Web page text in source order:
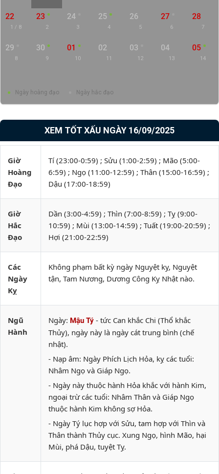
22
1 / 8
23
2
24
3
25
4
26
5
27
6
28
7
29
8
30
9
01
10
02
11
03
12
04
13
05
14
Ngày hoàng đạo Ngày hắc đạo
XEM TỐT XẤU NGÀY 16/09/2025
Giờ
Hoàng
Đạo
Tí (23:00-0:59) ; Sửu (1:00-2:59) ; Mão (5:00-
6:59) ; Ngọ (11:00-12:59) ; Thân (15:00-16:59) ;
Dậu (17:00-18:59)
Giờ
Hắc
Đạo
Dần (3:00-4:59) ; Thìn (7:00-8:59) ; Tỵ (9:00-
10:59) ; Mùi (13:00-14:59) ; Tuất (19:00-20:59) ;
Hợi (21:00-22:59)
Các
Ngày
Kỵ
Không phạm bất kỳ ngày Nguyệt kỵ, Nguyệt
tận, Tam Nương, Dương Công Kỵ Nhật nào.
Ngũ
Hành
Ngày: Mậu Tý - tức Can khắc Chi (Thổ khắc
Thủy), ngày này là ngày cát trung bình (chế
nhật).
- Nạp âm: Ngày Phích Lịch Hỏa, kỵ các tuổi:
Nhâm Ngọ và Giáp Ngọ.
- Ngày này thuộc hành Hỏa khắc với hành Kim,
ngoại trừ các tuổi: Nhâm Thân và Giáp Ngọ
thuộc hành Kim không sợ Hỏa.
- Ngày Tý lục hợp với Sửu, tam hợp với Thìn và
Thân thành Thủy cục. Xung Ngọ, hình Mão, hại
Mùi, phá Dậu, tuyệt Tỵ.